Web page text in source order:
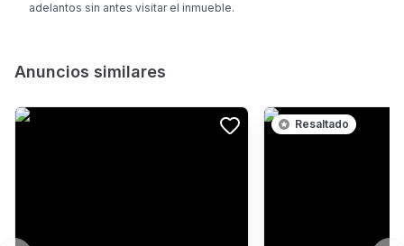
adelantos sin antes visitar el inmueble.
Anuncios similares
Resaltado